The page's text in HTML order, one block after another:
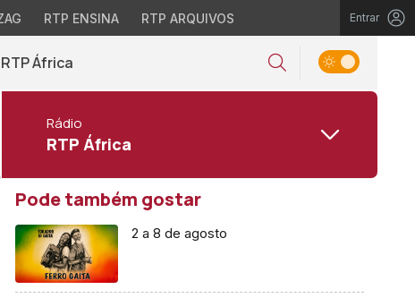
RTP ENSINA RTP ARQUIVOS Entrar
RTP África
Rádio
RTP África
Pode também gostar
2 a 8 de agosto